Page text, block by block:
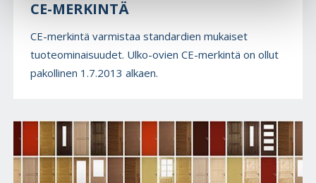
CE-MERKINTÄ
CE-merkintä varmistaa standardien mukaiset
tuoteominaisuudet. Ulko-ovien CE-merkintä on ollut
pakollinen 1.7.2013 alkaen.